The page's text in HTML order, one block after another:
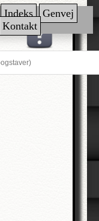
Indeks
Genvej
Kontakt